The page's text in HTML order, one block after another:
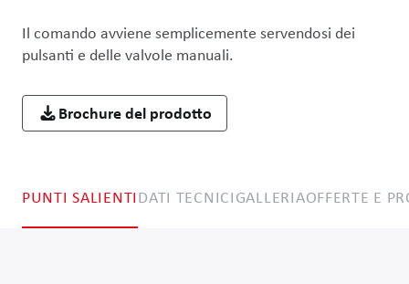
Il comando avviene semplicemente servendosi dei
pulsanti e delle valvole manuali.
Brochure del prodotto
PUNTI SALIENTIDATI TECNICIGALLERIAOFFERTE E